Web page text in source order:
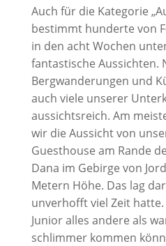
Auch für die Kategorie
bestimmt hunderte von
in den acht Wochen
fantastische Aussichten.
Bergwanderungen und
auch viele unserer
aussichtsreich. Am
wir die Aussicht von
Guesthouse am Rande
Dana im Gebirge von
Metern Höhe. Das lag
unverhofft viel Zeit
Junior alles andere als
schlimmer kommen